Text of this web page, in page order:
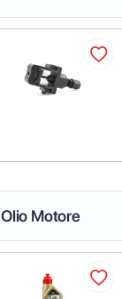
Olio Motore